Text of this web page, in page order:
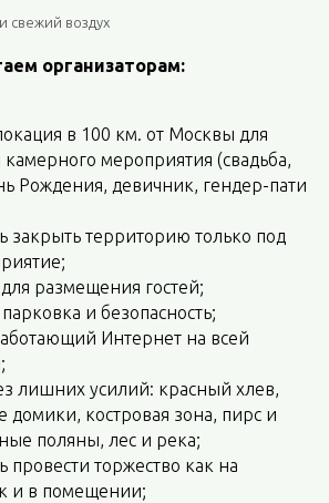
свежий воздух
организаторам:
в 100 км. от Москвы для
мероприятия (свадьба,
Рождения, девичник, гендер-пати
закрыть территорию только под
размещения гостей;
и безопасность;
Интернет на всей
лишних усилий: красный хлев,
домики, костровая зона, пирс и
поляны, лес и река;
провести торжество как на
и в помещении;